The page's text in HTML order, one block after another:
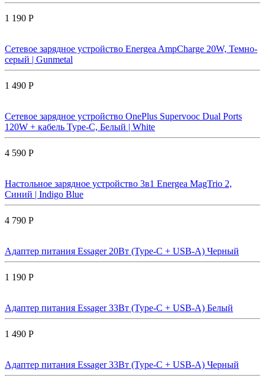
1 190 Р
Сетевое зарядное устройство Energea AmpCharge 20W, Темно-
серый | Gunmetal
1 490 Р
Сетевое зарядное устройство OnePlus Supervooc Dual Ports
120W + кабель Type-C, Белый | White
4 590 Р
Настольное зарядное устройство 3в1 Energea MagTrio 2,
Синий | Indigo Blue
4 790 Р
Адаптер питания Essager 20Вт (Type-C + USB-A) Черный
1 190 Р
Адаптер питания Essager 33Вт (Type-C + USB-A) Белый
1 490 Р
Адаптер питания Essager 33Вт (Type-C + USB-A) Черный